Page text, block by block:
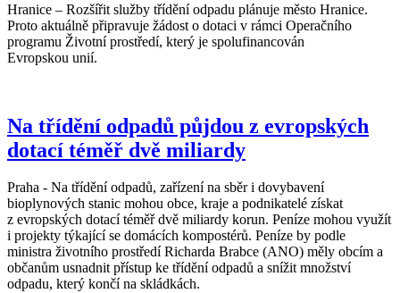
Hranice – Rozšířit služby třídění odpadu plánuje město Hranice.
Proto aktuálně připravuje žádost o dotaci v rámci Operačního
programu Životní prostředí, který je spolufinancován
Evropskou unií.
Na třídění odpadů půjdou z evropských
dotací téměř dvě miliardy
Praha - Na třídění odpadů, zařízení na sběr i dovybavení
bioplynových stanic mohou obce, kraje a podnikatelé získat
z evropských dotací téměř dvě miliardy korun. Peníze mohou využít
i projekty týkající se domácích kompostérů. Peníze by podle
ministra životního prostředí Richarda Brabce (ANO) měly obcím a
občanům usnadnit přístup ke třídění odpadů a snížit množství
odpadu, který končí na skládkách.